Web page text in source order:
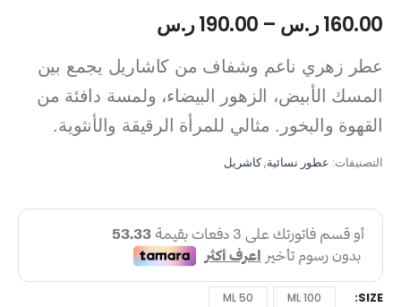
160.00ر.س –
190.00ر.س
عطر زهري ناعم وشفاف من كاشاريل يجمع بين
المسك الأبيض، الزهور البيضاء، ولمسة دافئة من
القهوة والبخور. مثالي للمرأة الرقيقة والأنثوية.
التصنيفات: عطور نسائية,كاشريل
SIZE
100 ML
50 ML